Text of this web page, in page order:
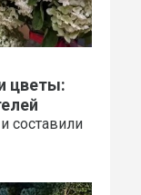
цветы:
составили